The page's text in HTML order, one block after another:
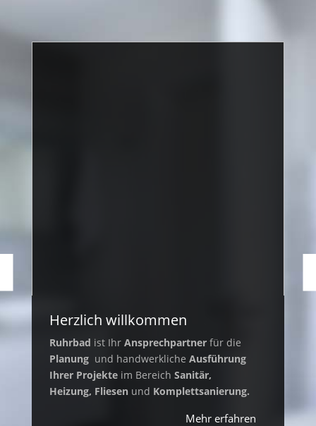
Herzlich willkommen
Ruhrbad ist IhrAnsprechpartner für die
Planung und handwerkliche Ausführung
Ihrer Projekte im Bereich Sanitär,
Heizung, Fliesen und Komplettsanierung.
Mehr erfahren